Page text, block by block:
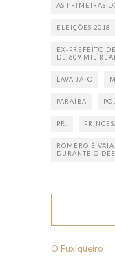
AS PRIMEIRAS
ELEIÇÕES 2018
EX-PREFEITO
DE 609 MIL
LAVA JATO
PARAÍBA
PR.
ROMERO É
DURANTE O
O Fuxiqueiro